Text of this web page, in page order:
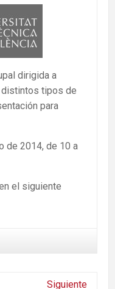
dirigida a
distintos tipos de
para
de 2014, de 10 a
el siguiente
Siguiente